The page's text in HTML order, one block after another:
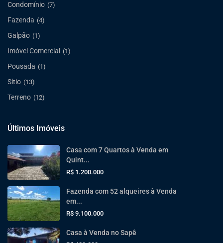
Condomínio (7)
Fazenda (4)
Galpão (1)
Imóvel Comercial (1)
Pousada (1)
Sítio (13)
Terreno (12)
Últimos Imóveis
Casa com 7 Quartos à Venda em
Quint...
R$ 1.200.000
Fazenda com 52 alqueires à Venda
em...
R$ 9.100.000
Casa à Venda no Sapê